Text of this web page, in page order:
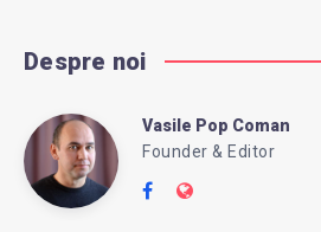
Despre noi
Vasile
Vasile Pop Coman
Founder & Editor
FollowWebsite: